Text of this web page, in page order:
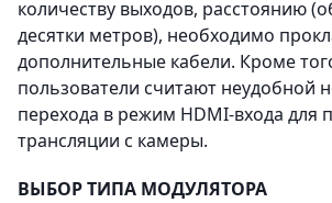
количеству выходов, расстоянию
десятки метров), необходимо
дополнительные кабели. Кроме
пользователи считают неудобной
перехода в режим HDMI-входа для
трансляции с камеры.
ВЫБОР ТИПА МОДУЛЯТОРА